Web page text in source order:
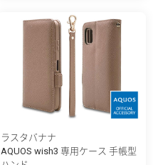
ラスタバナナ
AQUOS wish3 専用ケース 手帳型